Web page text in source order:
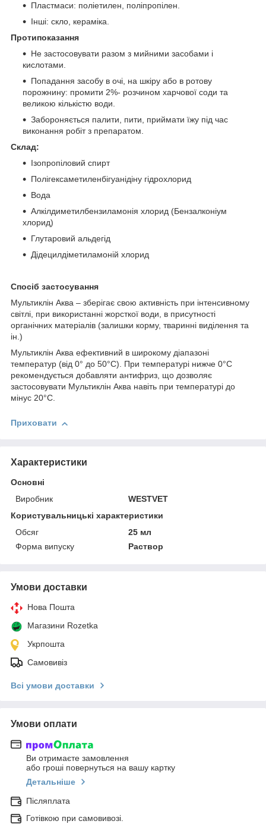
Пластмаси: поліетилен, поліпропілен.
Інші: скло, кераміка.
Протипоказання
Не застосовувати разом з мийними засобами і
кислотами.
Попадання засобу в очі, на шкіру або в ротову
порожнину: промити 2%- розчином харчової соди та
великою кількістю води.
Забороняється палити, пити, приймати їжу під час
виконання робіт з препаратом.
Склад:
Ізопропіловий спирт
Полігексаметиленбігуанідіну гідрохлорид
Вода
Алкілдиметилбензиламонія хлорид (Бензалконіум
хлорид)
Глутаровий альдегід
Дідецилдіметиламоній хлорид
Спосіб застосування
Мультиклін Аква – зберігає свою активність при інтенсивному
світлі, при використанні жорсткої води, в присутності
органічних матеріалів (залишки корму, тваринні виділення та
ін.)
Мультиклін Аква ефективний в широкому діапазоні
температур (від 0° до 50°С). При температурі нижче 0°С
рекомендується добавляти антифриз, що дозволяє
застосовувати Мультиклін Аква навіть при температурі до
мінус 20°С.
Приховати
Характеристики
Основні
Виробник
WESTVET
Користувальницькі характеристики
Обсяг
25 мл
Форма випуску
Раствор
Умови доставки
Нова Пошта
Магазини Rozetka
Укрпошта
Самовивіз
Всі умови доставки
Умови оплати
Ви отримаєте замовлення
або гроші повернуться на вашу картку
Детальніше
Післяплата
Готівкою при самовивозі.